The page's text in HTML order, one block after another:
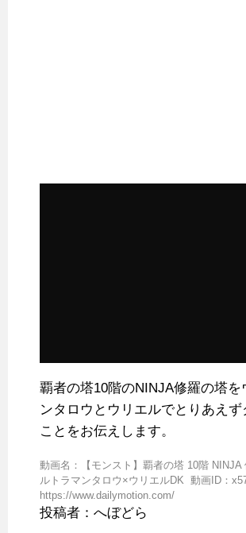
覇者の塔10階のNINJA修羅の塔を
ンタロウとウリエルでとりあえず
ことをお伝えします。
動画名：【モンスト】覇者の塔 10階
ルトラマンタロウ×ウリエルDK 動画ID：
https://www.dailymotion.com/
投稿者：へぼどら